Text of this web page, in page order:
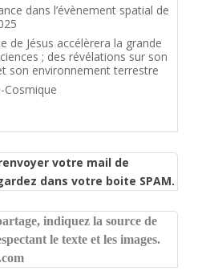
dans l’évènement spatial de
de Jésus accélèrera la grande
; des révélations sur son
son environnement terrestre
Cosmique
votre mail de
dans votre boite SPAM.
indiquez la source de
le texte et les images.